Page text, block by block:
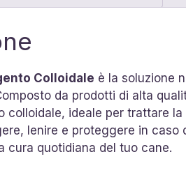
Colloidale è la soluzione
da prodotti di alta
colloidale, ideale per trattare
lenire e proteggere in
cura quotidiana del tuo cane.